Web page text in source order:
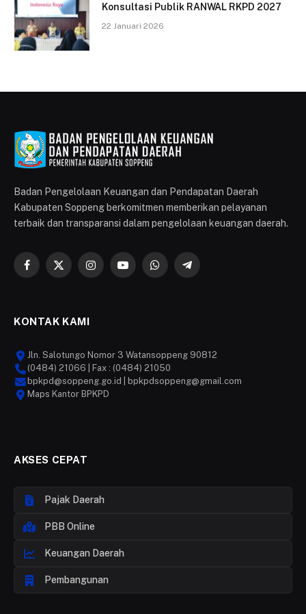
Konsultasi Publik RANWAL RKPD 2027
22 Januari 2026
Badan Pengelolaan Keuangan dan Pendapatan Daerah
Kabupaten Soppeng berkomitmen memberikan pelayanan
terbaik dan transparansi dalam pengelolaan keuangan daerah.
Facebook
X
InstagramYouTubeWhatsAppTelegram
KONTAK KAMI
Jln. Salotungo Nomor 3 Watansoppeng 90812
(0484) 21066 | Fax : (0484) 21050
bpkpd@soppeng.go.id | bpkpdsoppeng@gmail.com
Maps Kantor BPKPD
AKSES CEPAT
Pajak Daerah
PBB Online
Keuangan Daerah
Pembangunan